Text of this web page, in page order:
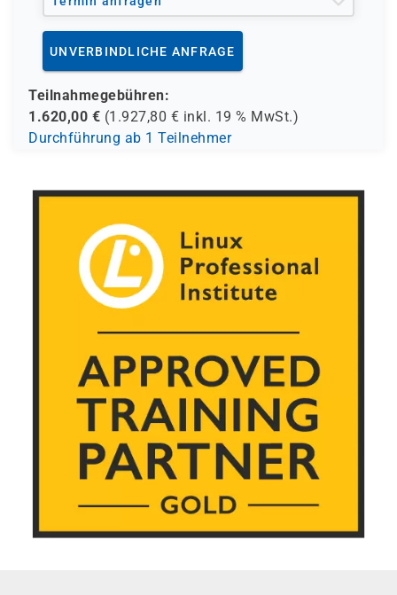
UNVERBINDLICHE ANFRAGE
Teilnahmegebühren:
1.620,00 € (1.927,80 € inkl. 19 % MwSt.)
Durchführung ab 1 Teilnehmer